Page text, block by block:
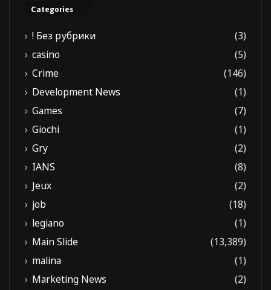
Categories
! Без рубрики
(3)
casino
(5)
Crime
(146)
Development News
(1)
Games
(7)
Giochi
(1)
Gry
(2)
IANS
(8)
Jeux
(2)
job
(18)
legiano
(1)
Main Slide
(13,389)
malina
(1)
Marketing News
(2)